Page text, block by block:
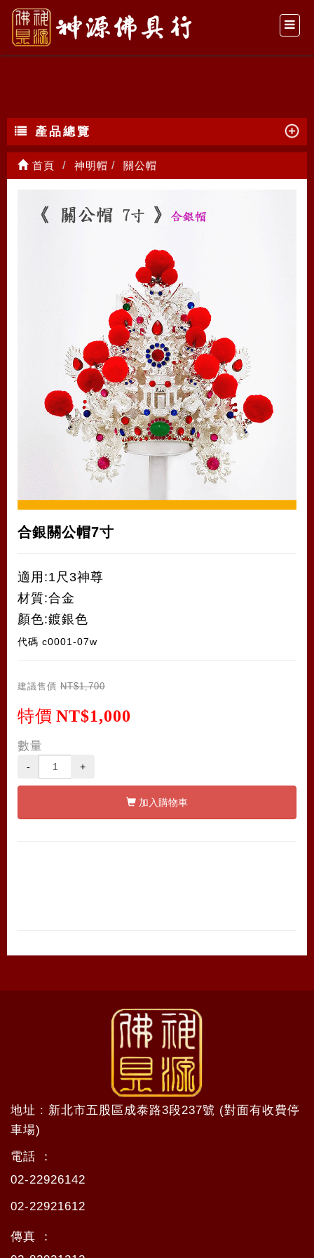
關公帽
產品總覽
首頁 神明帽 關公帽
合銀關公帽7寸
適用:1尺3神尊
材質:合金
顏色:鍍銀色
代碼 c0001-07w
建議售價 NT$1,700
特價 NT$1,000
數量
- +
加入購物車
地址 : 新北市五股區成泰路3段237號 (對面有收費停
車場)
電話 ：
02-22926142
02-22921612
傳真 ：